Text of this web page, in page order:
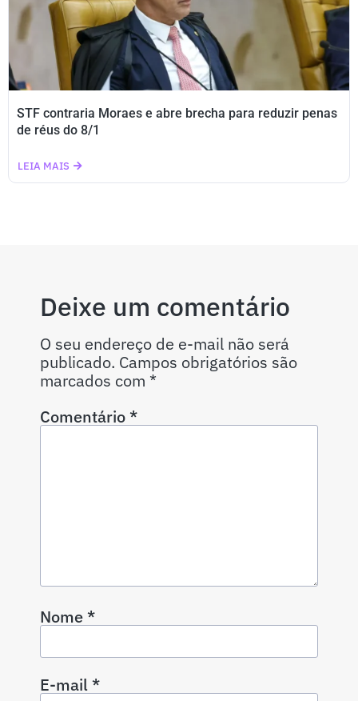
STF contraria Moraes e abre brecha para reduzir penas
de réus do 8/1
LEIA MAIS
Deixe um comentário
O seu endereço de e-mail não será
publicado. Campos obrigatórios são
marcados com *
Comentário*
Nome*
E-mail*